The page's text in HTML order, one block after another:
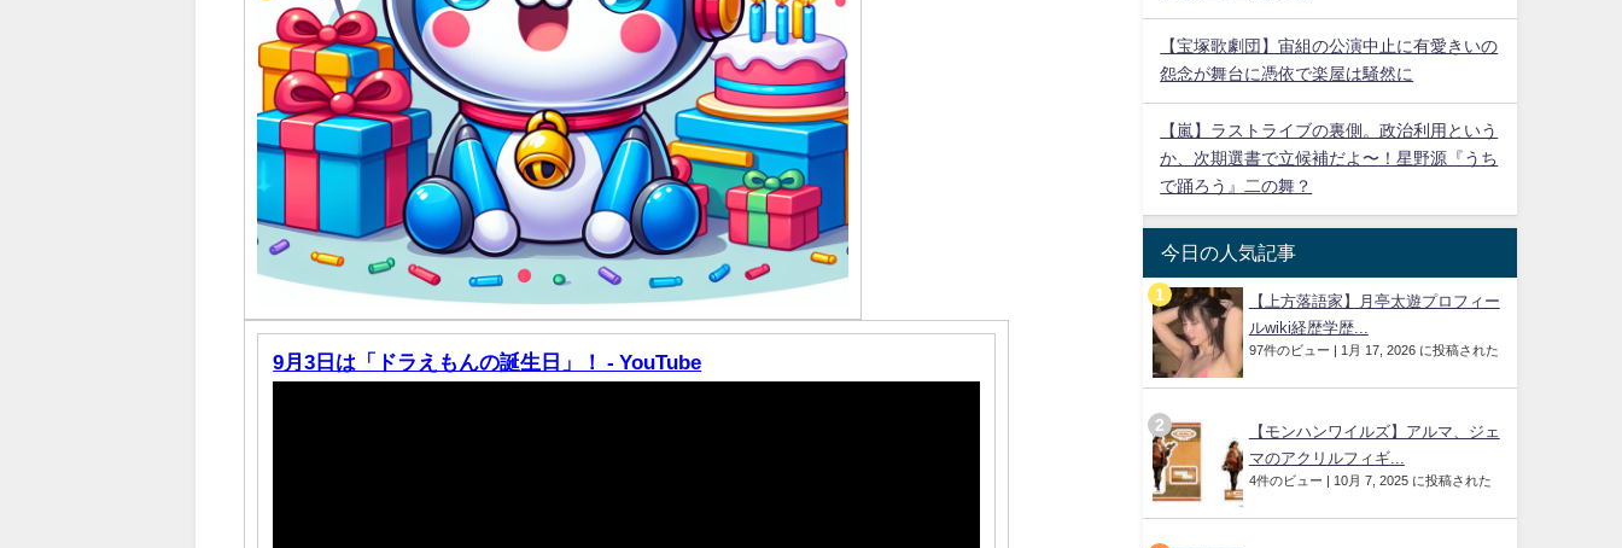
9月3日は「ドラえもんの誕生日」！ - YouTube
【宝塚歌劇団】宙組の公演中止に有愛きいの
怨念が舞台に憑依で楽屋は騒然に
【嵐】ラストライブの裏側。政治利用という
か、次期選書で立候補だよ〜！星野源『うち
で踊ろう』二の舞？
今日の人気記事
【上方落語家】月亭太遊プロフィー
ルwiki経歴学歴...
97件のビュー | 1月 17, 2026 に投稿された
【モンハンワイルズ】アルマ、ジェ
マのアクリルフィギ...
4件のビュー | 10月 7, 2025 に投稿された